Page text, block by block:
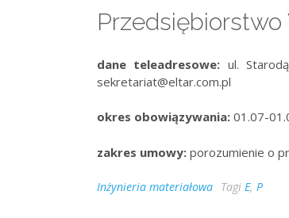
Przedsiębiorstwo
dane teleadresowe: ul.
sekretariat@eltar.com.pl
okres obowiązywania: 01.07-
zakres umowy: porozumienie o
Inżynieria materiałowa Tagi E, P